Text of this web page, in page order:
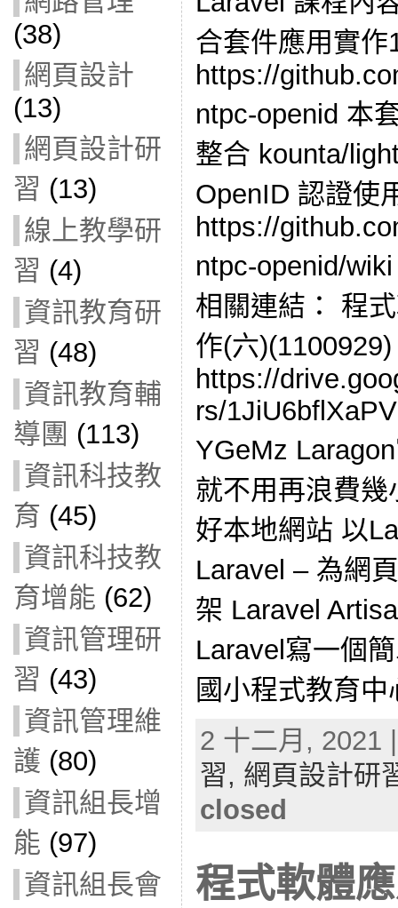
(38)
網頁設計
(13)
網頁設計研
習 (13)
線上教學研
習 (4)
資訊教育研
習 (48)
資訊教育輔
導團 (113)
資訊科技教
育 (45)
資訊科技教
育增能 (62)
資訊管理研
習 (43)
資訊管理維
護 (80)
資訊組長增
能 (97)
資訊組長會
合套件應用實作
https://
ntpc-openid 本
整合 kounta/
OpenID 認證使
https://
ntpc-openid/
相關連結： 程
作(六
https://
rs/
YGeMz
就不用再浪費
好本地網站 以
Laravel – 為網
架 Laravel
Laravel寫一個
國小程式教育
2 十二月, 2021
習, 網頁設計研
closed
程式軟體